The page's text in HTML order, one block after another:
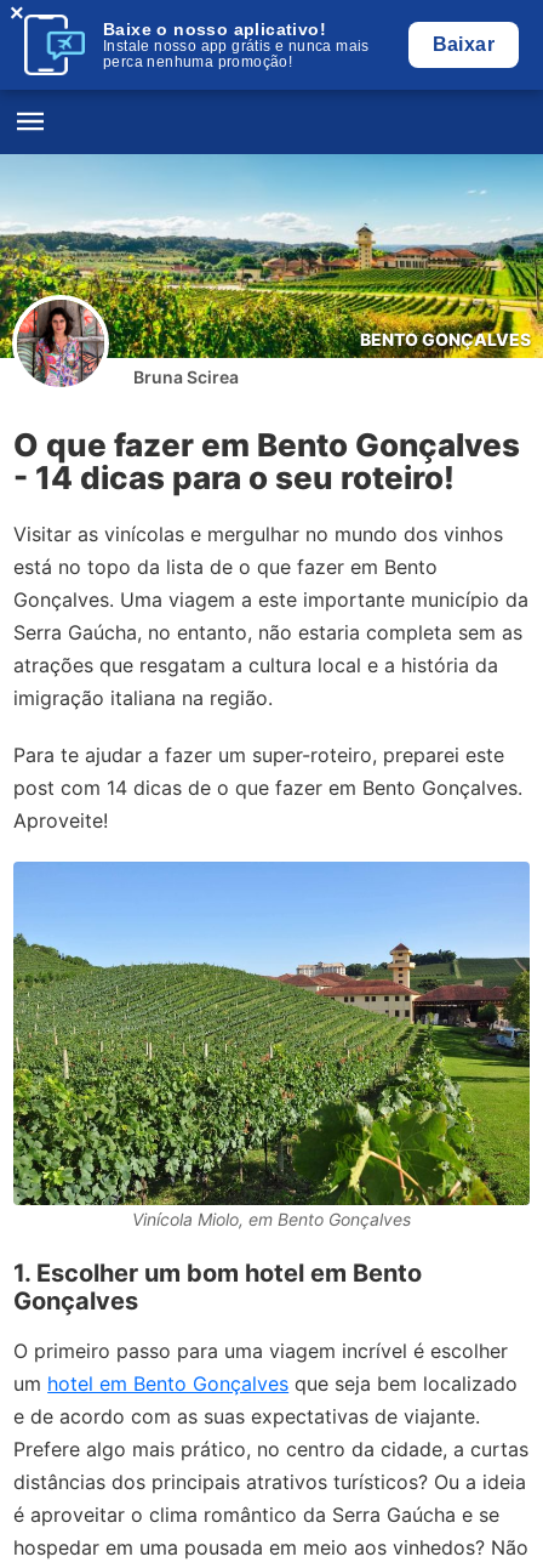
Baixe o nosso aplicativo!
Instale nosso app grátis e nunca mais
perca nenhuma promoção!
Baixar
×
BENTO GONÇALVES
Bruna Scirea
O que fazer em Bento Gonçalves
- 14 dicas para o seu roteiro!
Visitar as vinícolas e mergulhar no mundo dos vinhos
está no topo da lista de o que fazer em Bento
Gonçalves. Uma viagem a este importante município da
Serra Gaúcha, no entanto, não estaria completa sem as
atrações que resgatam a cultura local e a história da
imigração italiana na região.
Para te ajudar a fazer um super-roteiro, preparei este
post com 14 dicas de o que fazer em Bento Gonçalves.
Aproveite!
Vinícola Miolo, em Bento Gonçalves
1. Escolher um bom hotel em Bento
Gonçalves
O primeiro passo para uma viagem incrível é escolher
um hotel em Bento Gonçalves que seja bem localizado
e de acordo com as suas expectativas de viajante.
Prefere algo mais prático, no centro da cidade, a curtas
distâncias dos principais atrativos turísticos? Ou a ideia
é aproveitar o clima romântico da Serra Gaúcha e se
hospedar em uma pousada em meio aos vinhedos? Não